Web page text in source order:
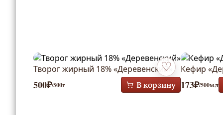
Добавить в
Творог жирный 18% «Деревенский»
500₽/500г В корзину
Кефир
173₽/500мл